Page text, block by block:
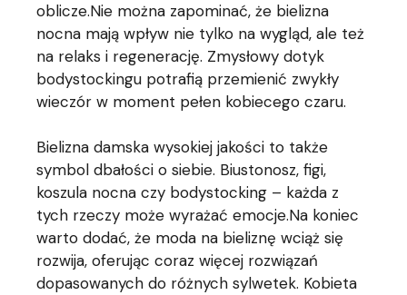
oblicze.Nie można zapominać, że bielizna
nocna mają wpływ nie tylko na wygląd, ale też
na relaks i regenerację. Zmysłowy dotyk
bodystockingu potrafią przemienić zwykły
wieczór w moment pełen kobiecego czaru.
Bielizna damska wysokiej jakości to także
symbol dbałości o siebie. Biustonosz, figi,
koszula nocna czy bodystocking – każda z
tych rzeczy może wyrażać emocje.Na koniec
warto dodać, że moda na bieliznę wciąż się
rozwija, oferując coraz więcej rozwiązań
dopasowanych do różnych sylwetek. Kobieta